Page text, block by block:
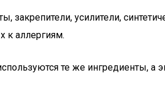
усилители,
к аллергиям.
те же ингредиенты, а